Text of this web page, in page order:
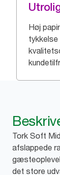
Høj
tykkelse
Tork Soft
afslappede
det store